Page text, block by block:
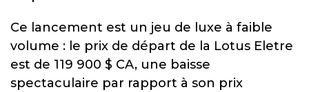
Ce lancement est un jeu de luxe à faible
volume : le prix de départ de la Lotus Eletre
est de 119 900 $ CA, une baisse
spectaculaire par rapport à son prix